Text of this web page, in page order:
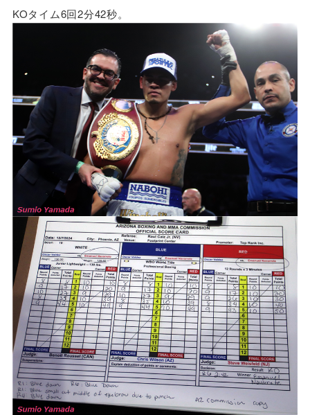
KOタイム6回2分42秒。